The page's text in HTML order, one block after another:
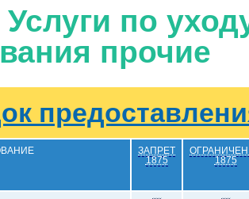
Услуги по
прочие
ЗАПРЕТ
1875
1875